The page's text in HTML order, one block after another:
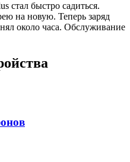
стал быстро садиться.
на новую. Теперь заряд
около часа. Обслуживание